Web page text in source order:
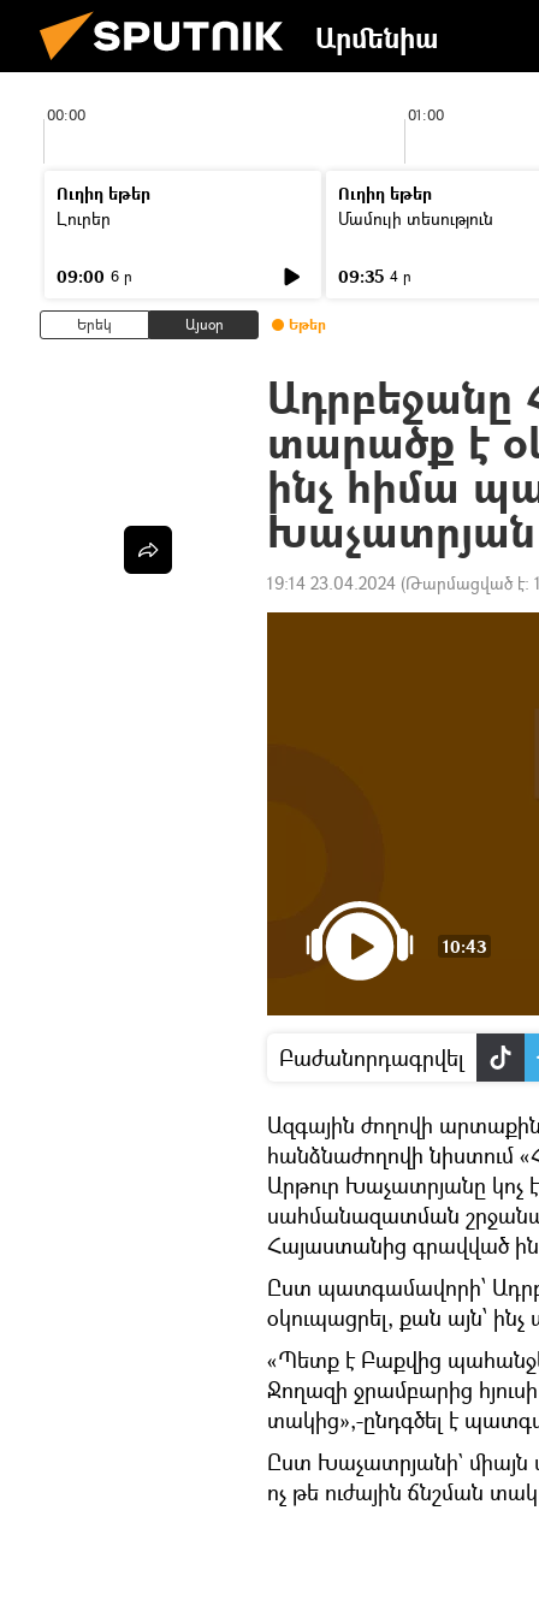
Արմենիա
00:00 01:00
Ուղիղ եթեր
Լուրեր
09:00 6 ր
Ուղիղ եթեր
Մամուլի տեսություն
09:35 4 ր
Երեկ Այսօր Եթեր
Ադրբեջանը
տարածք է
ինչ հիմա
Խաչատրյան
19:14 23.04.2024 (Թարմացված է:
10:43
Բաժանորդագրվել
Ազգային ժողովի
հանձնաժողովի նիստում
Արթուր Խաչատրյանը կոչ
սահմանազատման
Հայաստանից գրավված
Ըստ պատգամավորի՝
օկուպացրել, քան այն՝
«Պետք է Բաքվից
Ջողազի ջրամբարից
տակից»,-ընդգծել է
Ըստ Խաչատրյանի`
ոչ թե ուժային ճնշման